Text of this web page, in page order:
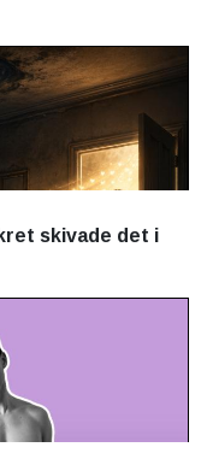
skivade det i